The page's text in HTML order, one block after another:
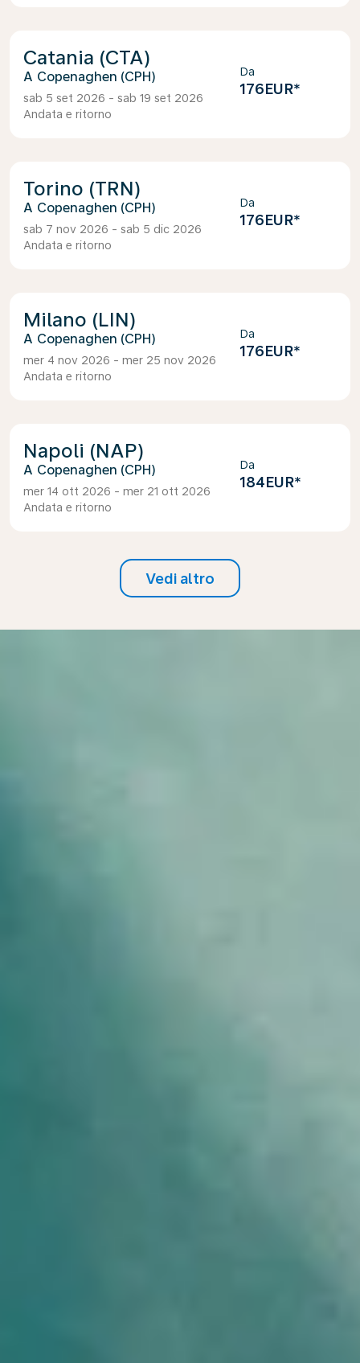
Catania (CTA)
Copenaghen (CPH)
sab 5 set 2026 - sab 19 set 2026
Andata e ritorno
Da
176EUR*
Torino (TRN)
Copenaghen (CPH)
sab 7 nov 2026 - sab 5 dic 2026
Andata e ritorno
Da
176EUR*
Milano (LIN)
Copenaghen (CPH)
mer 4 nov 2026 - mer 25 nov 2026
Andata e ritorno
Da
176EUR*
Napoli (NAP)
Copenaghen (CPH)
mer 14 ott 2026 - mer 21 ott 2026
Andata e ritorno
Da
184EUR*
Vedi altro